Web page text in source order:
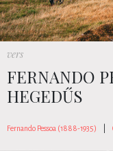
vers
FERNANDO
HEGEDŰS
Fernando Pessoa (1888-1935)